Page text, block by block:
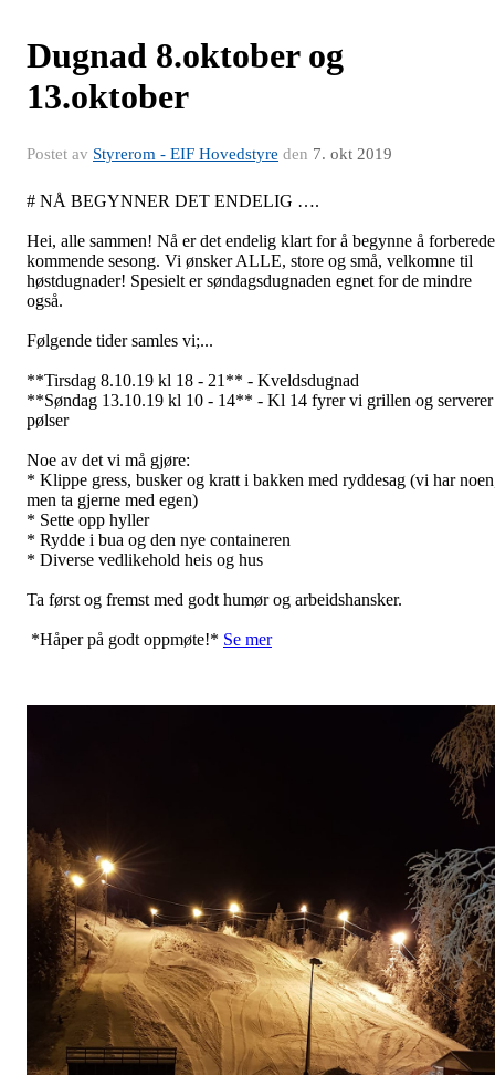
Dugnad 8.oktober og
13.oktober
Postet av Styrerom - EIF Hovedstyre den 7. okt 2019
# NÅ BEGYNNER DET ENDELIG ….
Hei, alle sammen! Nå er det endelig klart for å begynne å forberede
kommende sesong. Vi ønsker ALLE, store og små, velkomne til
høstdugnader! Spesielt er søndagsdugnaden egnet for de mindre
også.
Følgende tider samles vi;...
**Tirsdag 8.10.19 kl 18 - 21** - Kveldsdugnad
**Søndag 13.10.19 kl 10 - 14** - Kl 14 fyrer vi grillen og serverer
pølser
Noe av det vi må gjøre:
* Klippe gress, busker og kratt i bakken med ryddesag (vi har
men ta gjerne med egen)
* Sette opp hyller
* Rydde i bua og den nye containeren
* Diverse vedlikehold heis og hus
Ta først og fremst med godt humør og arbeidshansker.
*Håper på godt oppmøte!* Se mer